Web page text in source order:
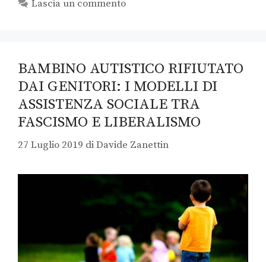
Lascia un commento
BAMBINO AUTISTICO RIFIUTATO
DAI GENITORI: I MODELLI DI
ASSISTENZA SOCIALE TRA
FASCISMO E LIBERALISMO
27 Luglio 2019 diDavide Zanettin